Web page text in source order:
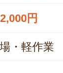
円
・軽作業